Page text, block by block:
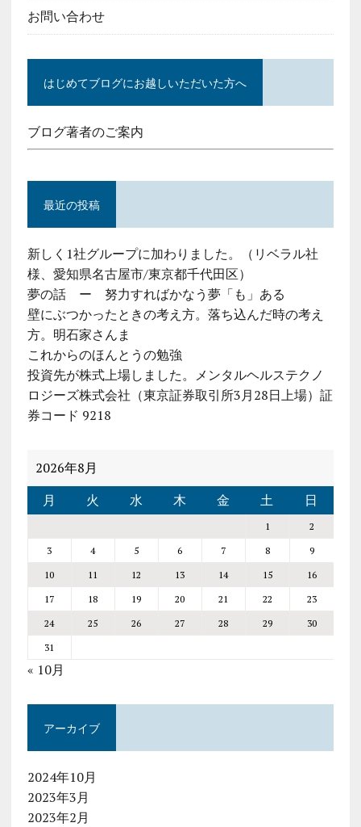
お問い合わせ
はじめてブログにお越しいただいた方へ
ブログ著者のご案内
最近の投稿
新しく1社グループに加わりました。（リベラル社
様、愛知県名古屋市/東京都千代田区）
夢の話 ー 努力すればかなう夢「も」ある
壁にぶつかったときの考え方。落ち込んだ時の考え
方。明石家さんま
これからのほんとうの勉強
投資先が株式上場しました。メンタルヘルステクノ
ロジーズ株式会社（東京証券取引所3月28日上場）証
券コード 9218
2026年8月
月
火 水 木 金 土 日
1
2
3
4 5 6 7 8
9
10
11 12 13 14 15
16
17
18 19 20 21 22
23
24
25 26 27 28 29
30
31
« 10月
アーカイブ
2024年10月
2023年3月
2023年2月